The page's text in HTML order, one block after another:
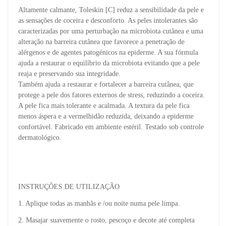
Altamente calmante, Toleskin [C] reduz a sensibilidade da pele e
as sensações de coceira e desconforto. As peles intolerantes são
caracterizadas por uma perturbação na microbiota cutânea e uma
alteração na barreira cutânea que favorece a penetração de
alérgenos e de agentes patogénicos na epiderme. A sua fórmula
ajuda a restaurar o equilíbrio da microbiota evitando que a pele
reaja e preservando sua integridade.
Também ajuda a restaurar e fortalecer a barreira cutânea, que
protege a pele dos fatores externos de stress, reduzindo a coceira.
A pele fica mais tolerante e acalmada. A textura da pele fica
menos áspera e a vermelhidão reduzida, deixando a epiderme
confortável. Fabricado em ambiente estéril. Testado sob controle
dermatológico.
INSTRUÇÕES DE UTILIZAÇÃO
1. Aplique todas as manhãs e /ou noite numa pele limpa.
2. Masajar suavemente o rosto, pescoço e decote até completa